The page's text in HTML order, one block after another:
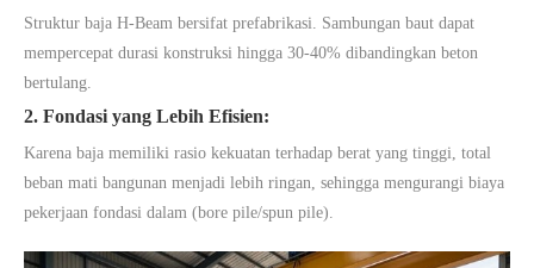
Struktur baja H-Beam bersifat prefabrikasi. Sambungan baut dapat
mempercepat durasi konstruksi hingga 30-40% dibandingkan beton
bertulang.
2. Fondasi yang Lebih Efisien:
Karena baja memiliki rasio kekuatan terhadap berat yang tinggi, total
beban mati bangunan menjadi lebih ringan, sehingga mengurangi biaya
pekerjaan fondasi dalam (bore pile/spun pile).